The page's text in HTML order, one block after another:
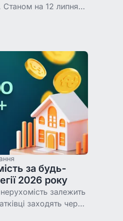
Станом на 12 липня
за будь-
2026 року
залежить
заходять через